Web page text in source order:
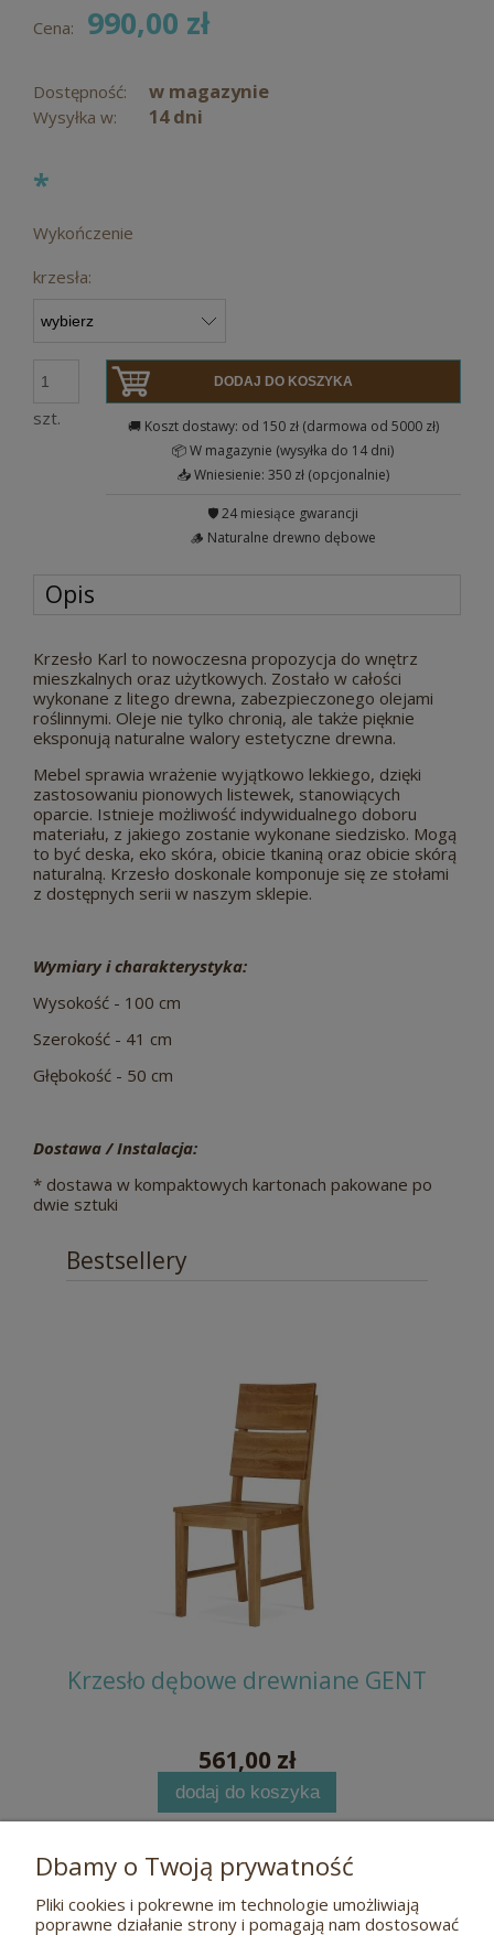
Cena: 990,00 zł
Dostępność: w magazynie
Wysyłka w: 14 dni
*
Wykończenie
krzesła:
szt.
DODAJ DO KOSZYKA
🚚 Koszt dostawy: od 150 zł (darmowa od 5000 zł)
📦 W magazynie (wysyłka do 14 dni)
📥 Wniesienie: 350 zł (opcjonalnie)
🛡️ 24 miesiące gwarancji
🪵 Naturalne drewno dębowe
Opis
Krzesło Karl to nowoczesna propozycja do wnętrz
mieszkalnych oraz użytkowych. Zostało w całości
wykonane z litego drewna, zabezpieczonego olejami
roślinnymi. Oleje nie tylko chronią, ale także pięknie
eksponują naturalne walory estetyczne drewna.
Mebel sprawia wrażenie wyjątkowo lekkiego, dzięki
zastosowaniu pionowych listewek, stanowiących
oparcie. Istnieje możliwość indywidualnego doboru
materiału, z jakiego zostanie wykonane siedzisko. Mogą
to być deska, eko skóra, obicie tkaniną oraz obicie skórą
naturalną. Krzesło doskonale komponuje się ze stołami
z dostępnych serii w naszym sklepie.
Wymiary i charakterystyka:
Wysokość - 100 cm
Szerokość - 41 cm
Głębokość - 50 cm
Dostawa / Instalacja:
* dostawa w kompaktowych kartonach pakowane po
dwie sztuki
Bestsellery
Krzesło dębowe drewniane GENT
561,00 zł
dodaj do koszyka
Pomoc
Dbamy o Twoją prywatność
Pliki cookies i pokrewne im technologie umożliwiają
poprawne działanie strony i pomagają nam dostosować